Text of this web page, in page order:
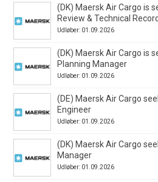
(DK) Maersk Air Cargo is
Review & Technical
Udløber: 01.09.2026
(DK) Maersk Air Cargo is
Planning Manager
Udløber: 01.09.2026
(DE) Maersk Air Cargo
Engineer
Udløber: 01.09.2026
(DK) Maersk Air Cargo
Manager
Udløber: 01.09.2026